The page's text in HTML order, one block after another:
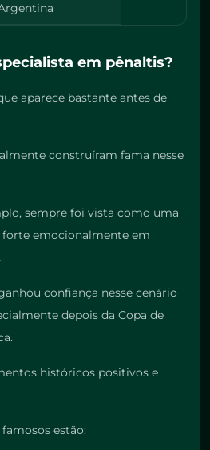
em pênaltis?
aparece bastante antes de
construíram fama nesse
sempre foi vista como uma
emocionalmente em
confiança nesse cenário
depois da Copa de
históricos positivos e
estão: